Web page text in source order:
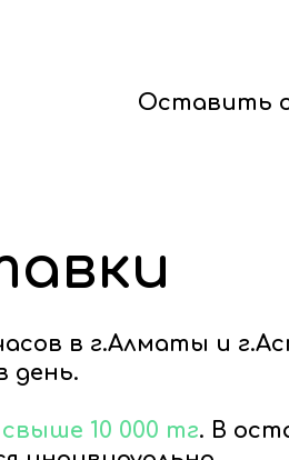
Оставить
в г.Алматы и
день.
свыше 10 000 тг. В